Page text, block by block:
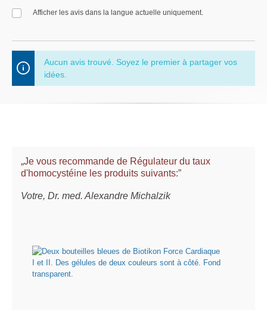
Afficher les avis dans la langue actuelle uniquement.
Aucun avis trouvé. Soyez le premier à partager vos
idées.
„Je vous recommande de Régulateur du taux
d'homocystéine les produits suivants:”
Votre, Dr. med. Alexandre Michalzik